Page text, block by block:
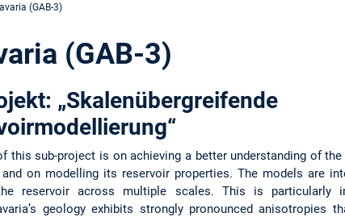
(GAB-3)
(GAB-3)
„Skalenübergreifende
this sub-project is on achieving a better understanding of the
on modelling its reservoir properties. The models are
reservoir across multiple scales. This is particularly
geology exhibits strongly pronounced anisotropies